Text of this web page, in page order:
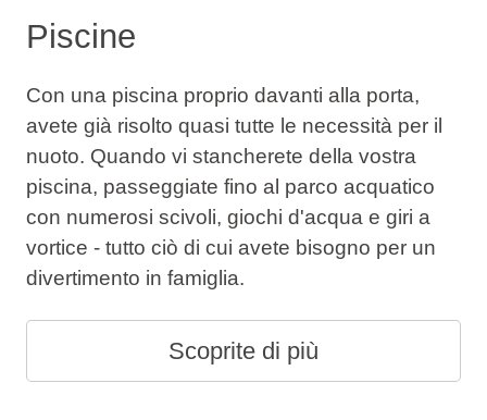
Piscine
Con una piscina proprio davanti alla porta,
avete già risolto quasi tutte le necessità per il
nuoto. Quando vi stancherete della vostra
piscina, passeggiate fino al parco acquatico
con numerosi scivoli, giochi d'acqua e giri a
vortice - tutto ciò di cui avete bisogno per un
divertimento in famiglia.
Scoprite di più